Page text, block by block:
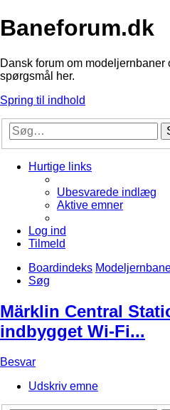
Baneforum.dk
Dansk forum om
spørgsmål her.
Spring til indhold
Hurtige links
Ubesvarede indlæg
Aktive emner
Log ind
Tilmeld
Boardindeks
Søg
Märklin Central
indbygget Wi-Fi...
Besvar
Udskriv emne